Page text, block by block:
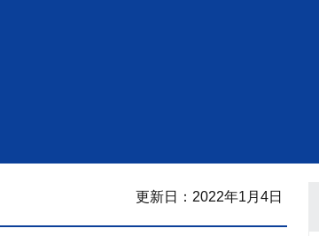
更新日：2022年1月4日